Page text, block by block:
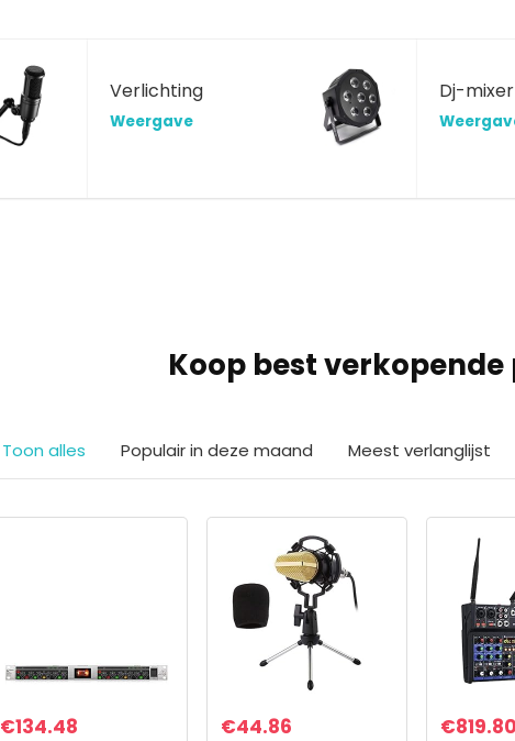
Verlichting
Weergave
Dj-mixer
Koop best
Toon alles Populair in deze maand Meest verlanglijst
€134.48 €44.86 €819.80